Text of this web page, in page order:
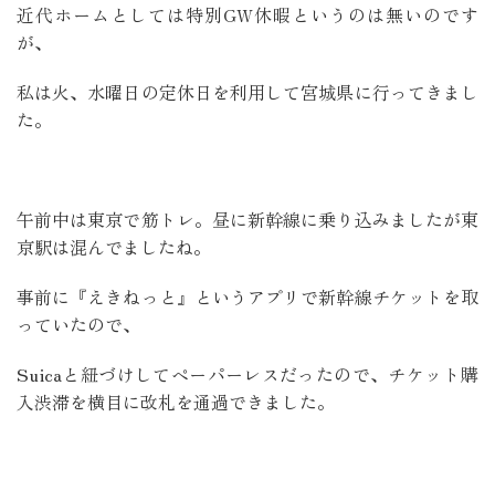
近代ホームとしては特別GW休暇というのは無いのです
が、
私は火、水曜日の定休日を利用して宮城県に行ってきまし
た。
午前中は東京で筋トレ。昼に新幹線に乗り込みましたが東
京駅は混んでましたね。
事前に『えきねっと』というアプリで新幹線チケットを取
っていたので、
Suicaと紐づけしてペーパーレスだったので、チケット購
入渋滞を横目に改札を通過できました。